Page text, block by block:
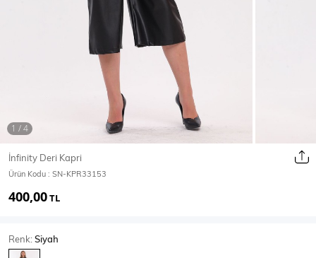
Mont & Kaban Yağmurluk
T-Shirt
İnfinity Deri Kapri
Ürün Kodu : SN-KPR33153
400,00TL
Renk:Siyah